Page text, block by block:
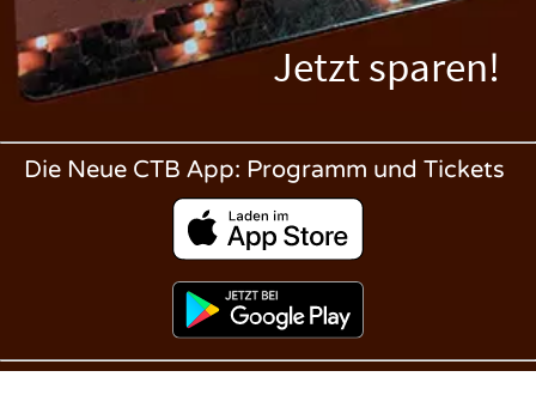
Jetzt sparen!
Die Neue CTB App: Programm und Tickets